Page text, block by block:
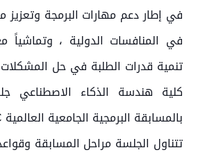
في إطار دعم مهارات البرمجة وتعزيز
في المنافسات الدولية ،
تنمية قدرات الطلبة في حل المشكلات
كلية هندسة الذكاء الاصطناعي
بالمسابقة البرمجية الجامعية العالمية ICPC.
تتناول الجلسة مراحل المسابقة